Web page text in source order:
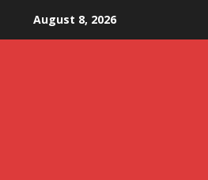
August 8, 2026